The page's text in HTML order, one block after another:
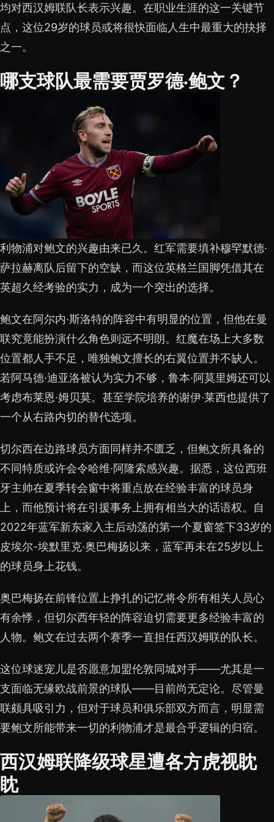
均对西汉姆联队长表示兴趣。在职业生涯的这一关键节
点，这位29岁的球员或将很快面临人生中最重大的抉择
之一。
哪支球队最需要贾罗德·鲍文？
利物浦对鲍文的兴趣由来已久。红军需要填补穆罕默德·
萨拉赫离队后留下的空缺，而这位英格兰国脚凭借其在
英超久经考验的实力，成为一个突出的选择。
鲍文在阿尔内·斯洛特的阵容中有明显的位置，但他在曼
联究竟能扮演什么角色则远不明朗。红魔在场上大多数
位置都人手不足，唯独鲍文擅长的右翼位置并不缺人。
若阿马德·迪亚洛被认为实力不够，鲁本·阿莫里姆还可以
考虑布莱恩·姆贝莫。甚至学院培养的谢伊·莱西也提供了
一个从右路内切的替代选项。
切尔西在边路球员方面同样并不匮乏，但鲍文所具备的
不同特质或许会令哈维·阿隆索感兴趣。据悉，这位西班
牙主帅在夏季转会窗中将重点放在经验丰富的球员身
上，而他预计将在引援事务上拥有相当大的话语权。自
2022年蓝军新东家入主后动荡的第一个夏窗签下33岁的
皮埃尔-埃默里克·奥巴梅扬以来，蓝军再未在25岁以上
的球员身上花钱。
奥巴梅扬在前锋位置上挣扎的记忆将令所有相关人员心
有余悸，但切尔西年轻的阵容迫切需要更多经验丰富的
人物。鲍文在过去两个赛季一直担任西汉姆联的队长。
这位球迷宠儿是否愿意加盟伦敦同城对手——尤其是一
支面临无缘欧战前景的球队——目前尚无定论。尽管曼
联颇具吸引力，但对于球员和俱乐部双方而言，明显需
要鲍文所能带来一切的利物浦才是最合乎逻辑的归宿。
西汉姆联降级球星遭各方虎视眈
眈